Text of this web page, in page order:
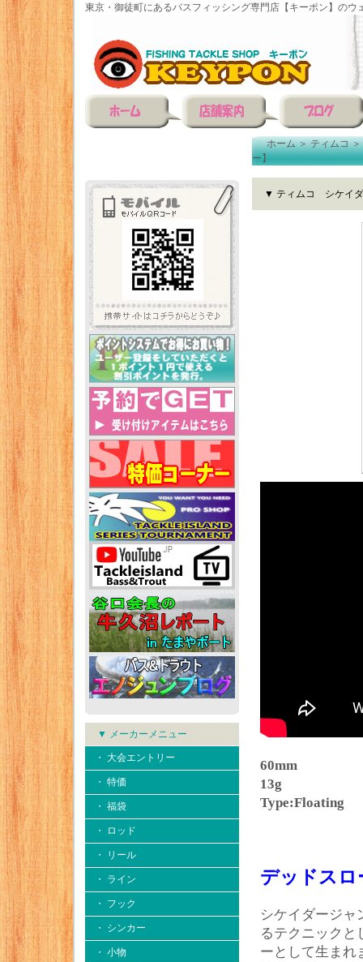
東京・御徒町にあるバスフィッシング専門店【キーポン】のウ
▼ メーカーメニュー
・ 大会エントリー
・ 特価
・ 福袋
・ ロッド
・ リール
・ ライン
・ フック
・ シンカー
・ 小物
ホーム＞ティムコ＞
ー】
▼ ティムコ シケイダ
60mm
13g
Type:Floating
デッドスロ
シケイダージャ
るテクニックと
ーとして生まれ